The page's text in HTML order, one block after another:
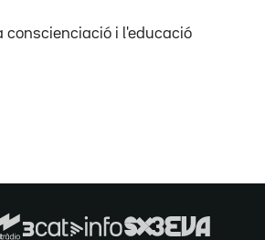
conscienciació i l'educació